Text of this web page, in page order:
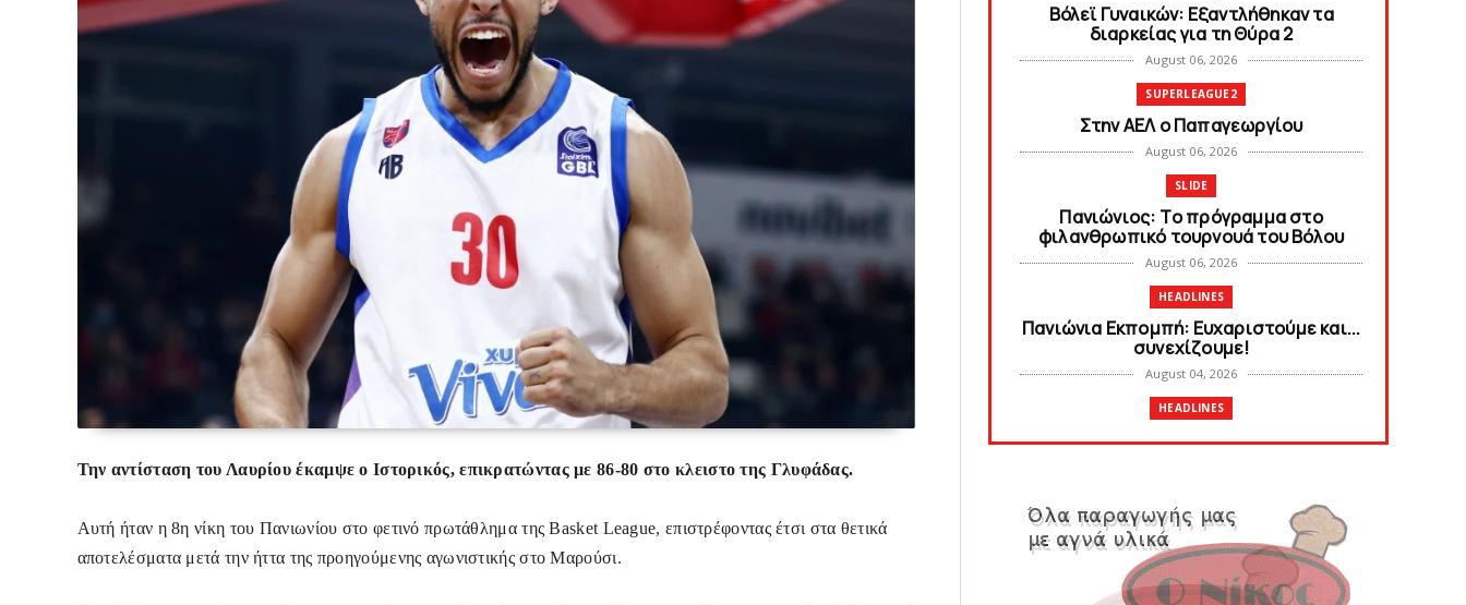
Την αντίσταση του Λαυρίου έκαμψε ο Ιστορικός, επικρατώντας με 86-80 στο κλειστο της Γλυφάδας.
Αυτή ήταν η 8η νίκη του Πανιωνίου στο φετινό πρωτάθλημα της Basket League, επιστρέφοντας έτσι στα θετικά
αποτελέσματα μετά την ήττα της προηγούμενης αγωνιστικής στο Μαρούσι.
Bόλεϊ Γυναικών: Εξαντλήθηκαν τα
διαρκείας για τη Θύρα 2
August 06, 2026
SUPERLEAGUE2
Στην AEΛ ο Παπαγεωργίου
August 06, 2026
SLIDE
Πανιώνιoς: Tο πρόγραμμα στο
φιλανθρωπικό τουρνουά του Bόλου
August 06, 2026
HEADLINES
Πανιώνια Εκπομπή: Eυχαριστούμε και...
συνεχίζουμε!
August 04, 2026
HEADLINES
Θλίψη για τον χαμό του Γιώργου
SLIDE
Ξεκινά η ελεύθερη διάθεση των
εισιτηρίων διαρκείας του βόλεϊ...
August 04, 2026